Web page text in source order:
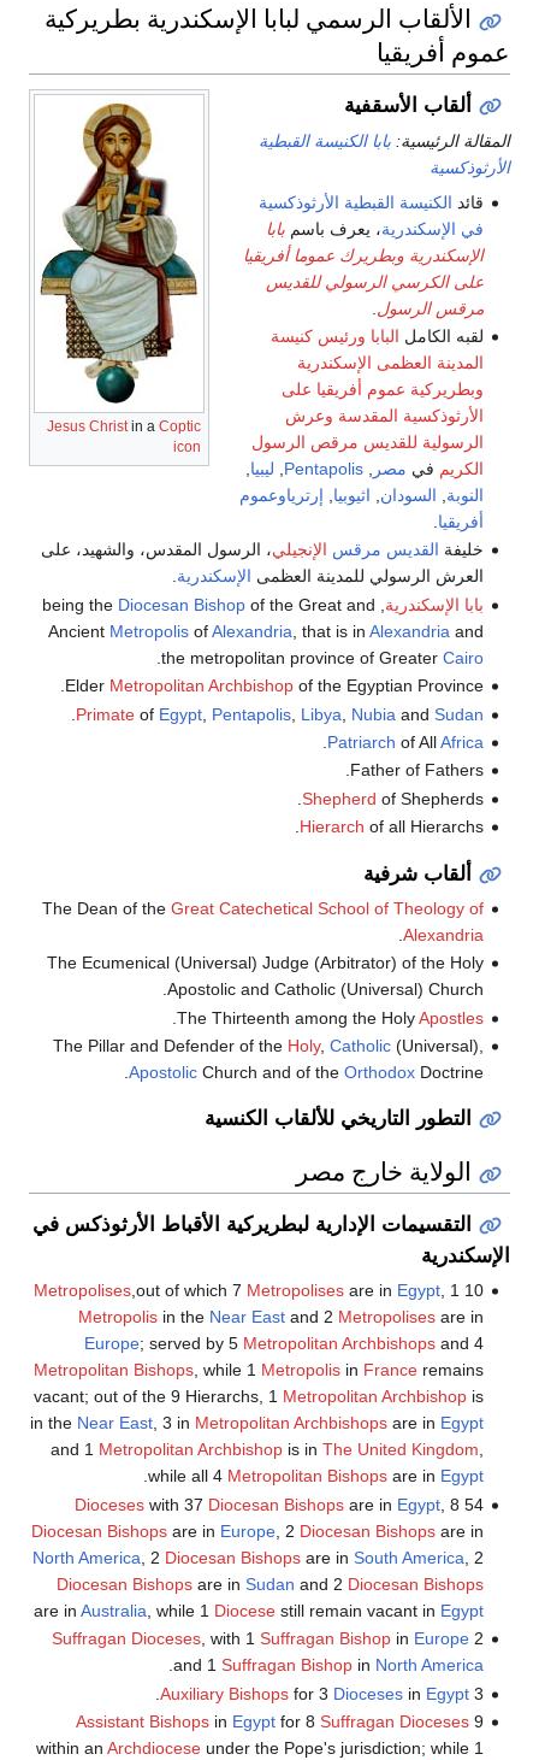
الألقاب الرسمي لبابا الإسكندرية بطريركية
عموم أفريقيا
Jesus Christin a Coptic
icon
ألقاب الأسقفية
المقالة الرئيسية: بابا الكنيسة القبطية
الأرثوذكسية
قائد الكنيسة القبطية الأرثوذكسية
في الإسكندرية، يعرف باسمبابا
الإسكندرية وبطريرك عموما أفريقيا
على الكرسي الرسولي للقديس
مرقس الرسول
لقبه الكامل البابا ورئيس كنيسة
المدينة العظمى الإسكندرية
وبطريركية عموم أفريقيا على
الأرثوذكسية المقدسة وعرش
الرسولية للقديس مرقص الرسول
الكريم في مصر ,
Pentapolis ليبيا
النوبة
السودان اثيوبيا
إرترياوعموم
أفريقيا
خليفة القديس مرقس الإنجيلي، الرسول المقدس، والشهيد، على
العرش الرسولي للمدينة العظمى الإسكندرية.
بابا الإسكندرية
Diocesan Bishopof the Great and
Ancient MetropolisofAlexandria , that is in Alexandria and
the metropolitan province of Greater Cairo
Elder Metropolitan Archbishopof the Egyptian Province.
Primateof Egypt, Pentapolis, Libya Nubia and Sudan
Patriarch of AllAfrica
Father of Fathers.
Shepherd of Shepherds.
Hierarch of all Hierarchs.
ألقاب شرفية
The Dean of the Great Catechetical School of Theology of
Alexandria
The Ecumenical (Universal) Judge (Arbitrator) of the Holy
Apostolic and Catholic (Universal) Church.
The Thirteenth among the HolyApostles
The Pillar and Defender of the Holy, Catholic(Universal),
ApostolicChurch and of the OrthodoxDoctrine.
التطور التاريخي للألقاب الكنسية
الولاية خارج مصر
التقسيمات الإدارية لبطريركية الأقباط الأرثوذكس في
الإسكندرية
10
Metropolises,out of which 7 Metropolisesare in Egypt, 1
Metropolisin the Near Eastand 2 Metropolisesare in
Europe; served by 5 Metropolitan Archbishopsand 4
Metropolitan Bishops, while 1 Metropolisin Franceremains
vacant; out of the 9 Hierarchs, 1 Metropolitan Archbishopis
in the Near East, 3 in Metropolitan Archbishopsare in Egypt
and 1 Metropolitan Archbishopis in The United Kingdom,
while all 4 Metropolitan Bishopsare in Egypt
.
54
Dioceseswith 37 Diocesan Bishopsare in Egypt, 8
Diocesan Bishopsare in Europe, 2 Diocesan Bishopsare in
North America , 2 Diocesan Bishopsare in South America , 2
Diocesan Bishopsare in Sudan and 2 Diocesan Bishops
are in Australia , while 1 Diocesestill remain vacant in Egypt
2
Suffragan Dioceses, with 1 Suffragan Bishopin Europe
and 1 Suffragan Bishopin North America
.
3
Auxiliary Bishopsfor 3 Diocesesin Egypt
9
Assistant Bishopsin Egyptfor 8 Suffragan Dioceses
within an Archdioceseunder the Pope's jurisdiction; while 1